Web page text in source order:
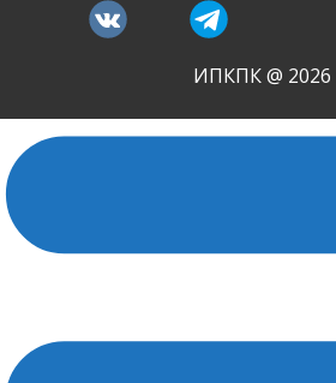
ИПКПК @ 2026